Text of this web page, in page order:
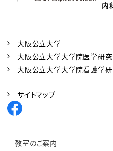
内
大阪公立大学
大阪公立大学大学院医学研
大阪公立大学大学院看護学
サイトマップ
教室のご案内